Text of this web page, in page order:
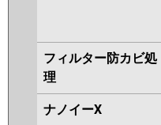
フィルター防カビ処
理
ナノイーX